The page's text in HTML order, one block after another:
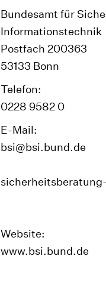
✆ 116123
Zur
Bundesamt für
Informationstechnik
Postfach 200363
53133 Bonn
Telefon:
0228 9582 0
E-Mail:
bsi@bsi.bund.de
Website:
www.bsi.bund.de